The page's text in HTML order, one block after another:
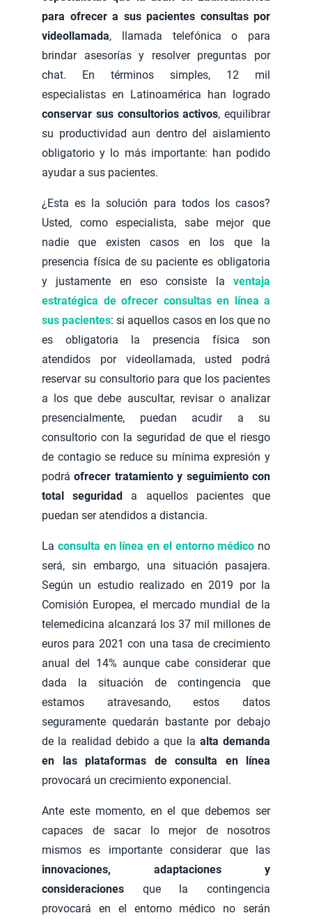
para ofrecer a sus pacientes consultas por
videollamada, llamada telefónica o para
brindar asesorías y resolver preguntas por
chat. En términos simples, 12 mil
especialistas en Latinoamérica han logrado
conservar sus consultorios activos, equilibrar
su productividad aun dentro del aislamiento
obligatorio y lo más importante: han podido
ayudar a sus pacientes.
¿Esta es la solución para todos los casos?
Usted, como especialista, sabe mejor que
nadie que existen casos en los que la
presencia física de su paciente es obligatoria
y justamente en eso consiste la ventaja
estratégica de ofrecer consultas en línea a
sus pacientes: si aquellos casos en los que no
es obligatoria la presencia física son
atendidos por videollamada, usted podrá
reservar su consultorio para que los pacientes
a los que debe auscultar, revisar o analizar
presencialmente, puedan acudir a su
consultorio con la seguridad de que el riesgo
de contagio se reduce su mínima expresión y
podráofrecer tratamiento y seguimiento con
total seguridad
a aquellos pacientes que
puedan ser atendidos a distancia.
La consulta en línea en el entorno médico no
será, sin embargo, una situación pasajera.
Según un estudio realizado en 2019 por la
Comisión Europea, el mercado mundial de la
telemedicina alcanzará los 37 mil millones de
euros para 2021 con una tasa de crecimiento
anual del 14% aunque cabe considerar que
dada la situación de contingencia que
estamos atravesando, estos datos
seguramente quedarán bastante por debajo
de la realidad debido a que la alta demanda
en las plataformas de consulta en línea
provocará un crecimiento exponencial.
Ante este momento, en el que debemos ser
capaces de sacar lo mejor de nosotros
mismos es importante considerar que las
innovaciones, adaptaciones y
consideraciones que la contingencia
provocará en el entorno médico no serán